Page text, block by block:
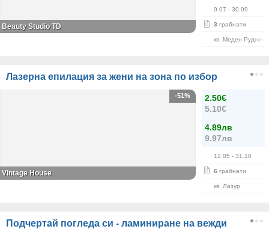
9.07 - 30.09
3 грабнати
кв. Меден Рудник
Beauty Studio TD
Лазерна епилация за жени на зона по избор
2.50€
5.10€
4.89лв
9.97лв
12.05 - 31.10
6 грабнати
кв. Лазур
-51%
Vintage House
Подчертай погледа си - ламиниране на вежди